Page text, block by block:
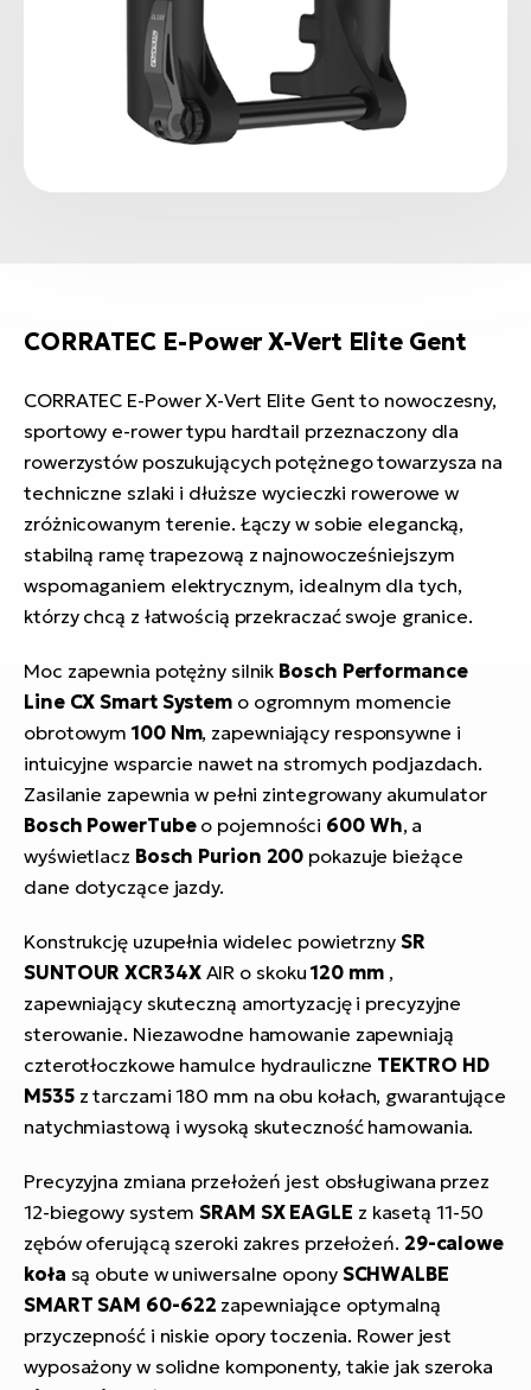
CORRATEC E-Power X-Vert Elite Gent
CORRATEC E-Power X-Vert Elite Gent to nowoczesny,
sportowy e-rower typu hardtail przeznaczony dla
rowerzystów poszukujących potężnego towarzysza na
techniczne szlaki i dłuższe wycieczki rowerowe w
zróżnicowanym terenie. Łączy w sobie elegancką,
stabilną ramę trapezową z najnowocześniejszym
wspomaganiem elektrycznym, idealnym dla tych,
którzy chcą z łatwością przekraczać swoje granice.
Moc zapewnia potężny silnik Bosch Performance
Line CX Smart System o ogromnym momencie
obrotowym100 Nm, zapewniający responsywne i
intuicyjne wsparcie nawet na stromych podjazdach.
Zasilanie zapewnia w pełni zintegrowany akumulator
Bosch PowerTubeo pojemności 600 Wh, a
wyświetlacz Bosch Purion 200 pokazuje bieżące
dane dotyczące jazdy.
Konstrukcję uzupełnia widelec powietrzny SR
SUNTOUR XCR34XAIR o skoku120 mm ,
zapewniający skuteczną amortyzację i precyzyjne
sterowanie. Niezawodne hamowanie zapewniają
czterotłoczkowe hamulce hydrauliczne TEKTRO HD
M535z tarczami 180 mm na obu kołach, gwarantujące
natychmiastową i wysoką skuteczność hamowania.
Precyzyjna zmiana przełożeń jest obsługiwana przez
12-biegowy systemSRAM SX EAGLE z kasetą 11-50
zębów oferującą szeroki zakres przełożeń. 29-calowe
koła są obute w uniwersalne opony SCHWALBE
SMART SAM 60-622 zapewniające optymalną
przyczepność i niskie opory toczenia. Rower jest
wyposażony w solidne komponenty, takie jak szeroka